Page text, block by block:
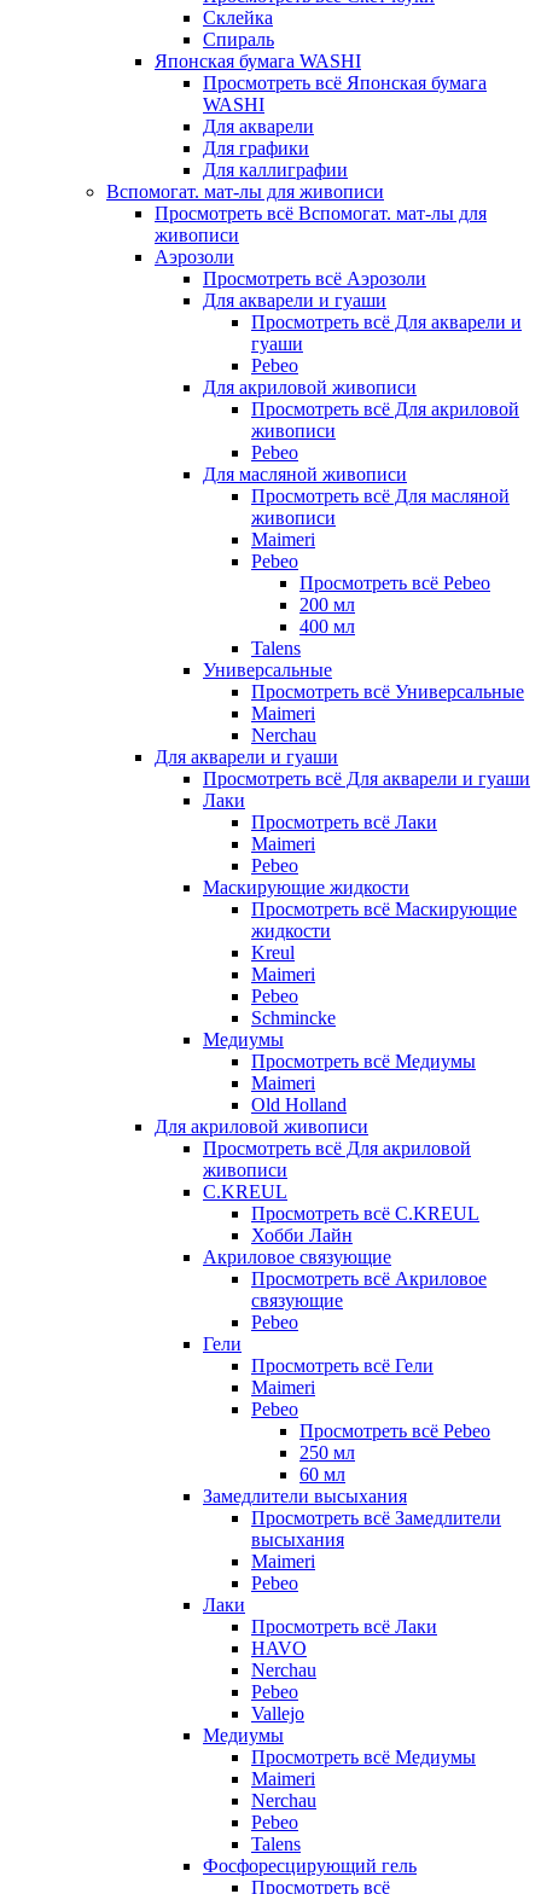
Склейка
Спираль
Японская бумага WASHI
Просмотреть всё Японская бумага
WASHI
Для акварели
Для графики
Для каллиграфии
Вспомогат. мат-лы для живописи
Просмотреть всё Вспомогат. мат-лы для
живописи
Аэрозоли
Просмотреть всё Аэрозоли
Для акварели и гуаши
Просмотреть всё Для акварели и
гуаши
Pebeo
Для акриловой живописи
Просмотреть всё Для акриловой
живописи
Pebeo
Для масляной живописи
Просмотреть всё Для масляной
живописи
Maimeri
Pebeo
Просмотреть всё Pebeo
200 мл
400 мл
Talens
Универсальные
Просмотреть всё Универсальные
Maimeri
Nerchau
Для акварели и гуаши
Просмотреть всё Для акварели и гуаши
Лаки
Просмотреть всё Лаки
Maimeri
Pebeo
Маскирующие жидкости
Просмотреть всё Маскирующие
жидкости
Kreul
Maimeri
Pebeo
Schmincke
Медиумы
Просмотреть всё Медиумы
Maimeri
Old Holland
Для акриловой живописи
Просмотреть всё Для акриловой
живописи
C.KREUL
Просмотреть всё C.KREUL
Хобби Лайн
Акриловое связующие
Просмотреть всё Акриловое
связующие
Pebeo
Гели
Просмотреть всё Гели
Maimeri
Pebeo
Просмотреть всё Pebeo
250 мл
60 мл
Замедлители высыхания
Просмотреть всё Замедлители
высыхания
Maimeri
Pebeo
Лаки
Просмотреть всё Лаки
HAVO
Nerchau
Pebeo
Vallejo
Медиумы
Просмотреть всё Медиумы
Maimeri
Nerchau
Pebeo
Talens
Фосфоресцирующий гель
Просмотреть всё